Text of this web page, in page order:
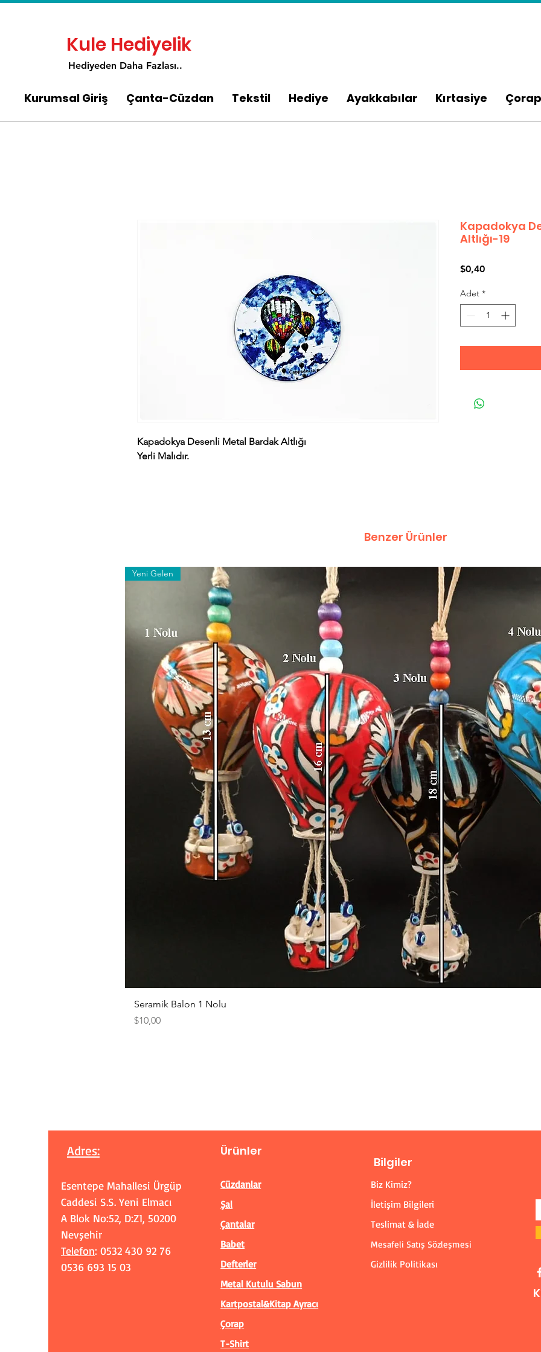
Kule Hediyelik
Hediyeden Daha Fazlası..
Kurumsal Giriş Çanta-Cüzdan Tekstil Hediye Ayakkabılar Kırtasiye Çorap
Kapadokya Desenli Metal Bardak Altlığı
Yerli Malıdır.
Kapadokya
Altlığı-19
$0,40Fiyat
Adet *
Benzer Ürünler
Yeni Gelen
Seramik Balon 1 Nolu
Fiyat
$10,00
Adres:
Esentepe Mahallesi Ürgüp
Caddesi S.S. Yeni Elmacı
A Blok No:52, D:Z1, 50200
Nevşehir
Telefon: 0532 430 92 76
0536 693 15 03
Ürünler
Cüzdanlar
Şal
Çantalar
Babet
Defterler
Metal Kutulu Sabun
Kartpostal&Kitap Ayracı
Çorap
T-Shirt
Bilgiler
Biz Kimiz?
İletişim Bilgileri
Teslimat & İade
Mesafeli Satış Sözleşmesi
Gizlilik Politikası